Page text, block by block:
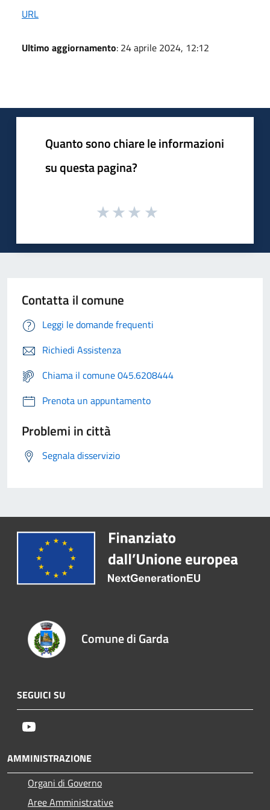
URL
Ultimo aggiornamento: 24 aprile 2024, 12:12
Quanto sono chiare le informazioni
su questa pagina?
Contatta il comune
Leggi le domande frequenti
Richiedi Assistenza
Chiama il comune 045.6208444
Prenota un appuntamento
Problemi in città
Segnala disservizio
Comune di Garda
SEGUICI SU
AMMINISTRAZIONE
Organi di Governo
Aree Amministrative